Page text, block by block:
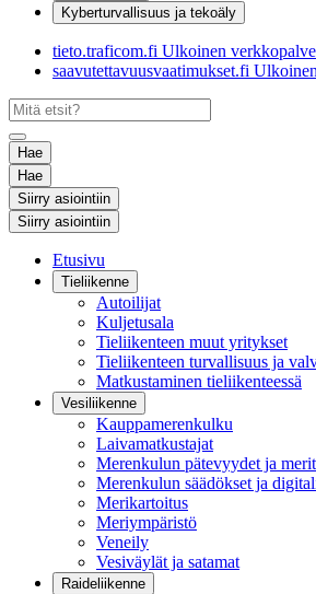
Kyberturvallisuus ja tekoäly
tieto.traficom.fi Ulkoinen
saavutettavuusvaatimukset.fi
Hae
Hae
Siirry asiointiin
Siirry asiointiin
Etusivu
Tieliikenne
Autoilijat
Kuljetusala
Tieliikenteen muut yritykset
Tieliikenteen turvallisuus ja
Matkustaminen tieliikenteessä
Vesiliikenne
Kauppamerenkulku
Laivamatkustajat
Merenkulun pätevyydet ja
Merenkulun säädökset ja
Merikartoitus
Meriympäristö
Veneily
Vesiväylät ja satamat
Raideliikenne